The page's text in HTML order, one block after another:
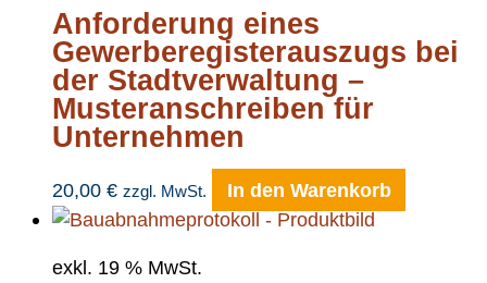
Anforderung eines
Gewerberegisterauszugs bei
der Stadtverwaltung –
Musteranschreiben für
Unternehmen
20,00 € zzgl. MwSt. In den Warenkorb
exkl. 19 % MwSt.